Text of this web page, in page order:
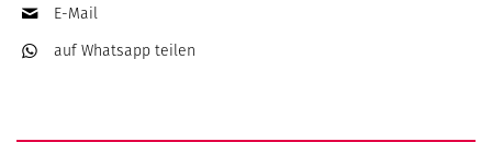
E-Mail
auf Whatsapp teilen